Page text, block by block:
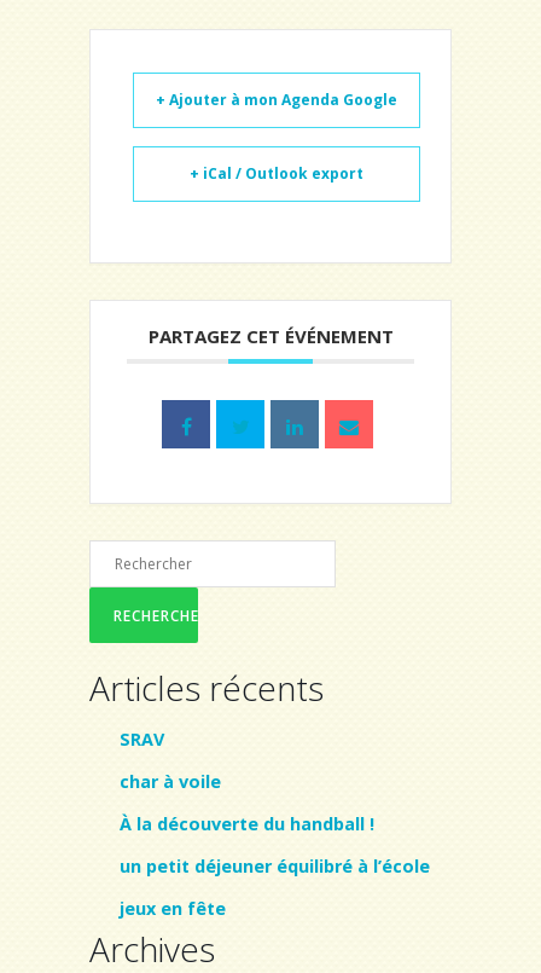
+ Ajouter à mon Agenda Google
+ iCal / Outlook export
PARTAGEZ CET ÉVÉNEMENT
Articles récents
SRAV
char à voile
À la découverte du handball !
un petit déjeuner équilibré à l’école
jeux en fête
Archives